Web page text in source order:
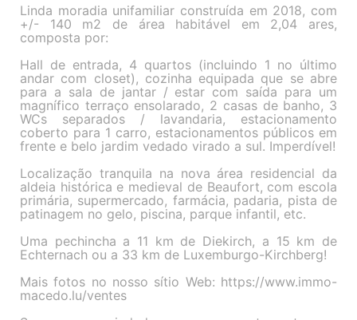
Linda moradia unifamiliar construída em 2018, com
+/- 140 m2 de área habitável em 2,04 ares,
composta por:
Hall de entrada, 4 quartos (incluindo 1 no último
andar com closet), cozinha equipada que se abre
para a sala de jantar / estar com saída para um
magnífico terraço ensolarado, 2 casas de banho, 3
WCs separados / lavandaria, estacionamento
coberto para 1 carro, estacionamentos públicos em
frente e belo jardim vedado virado a sul. Imperdível!
Localização tranquila na nova área residencial da
aldeia histórica e medieval de Beaufort, com escola
primária, supermercado, farmácia, padaria, pista de
patinagem no gelo, piscina, parque infantil, etc.
Uma pechincha a 11 km de Diekirch, a 15 km de
Echternach ou a 33 km de Luxemburgo-Kirchberg!
Mais fotos no nosso sítio Web: https://www.immo-
macedo.lu/ventes